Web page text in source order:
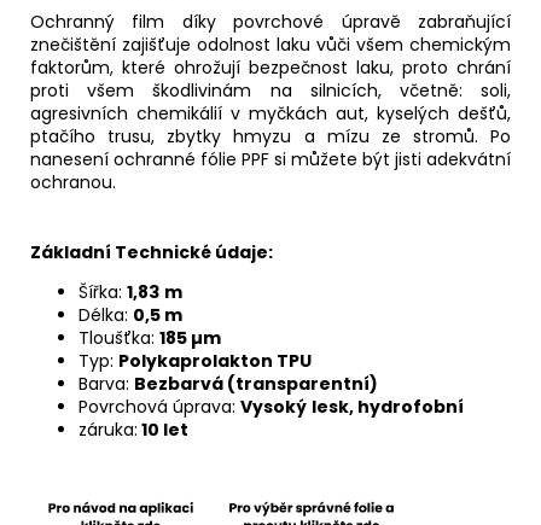
Ochranný film díky povrchové úpravě zabraňující
znečištění zajišťuje odolnost laku vůči všem chemickým
faktorům, které ohrožují bezpečnost laku, proto chrání
proti všem škodlivinám na silnicích, včetně: soli,
agresivních chemikálií v myčkách aut, kyselých dešťů,
ptačího trusu, zbytky hmyzu a mízu ze stromů. Po
nanesení ochranné fólie PPF si můžete být jisti adekvátní
ochranou.
Základní Technické údaje:
Šířka: 1,83 m
Délka: 0,5 m
Tloušťka: 185 µm
Typ: Polykaprolakton TPU
Barva: Bezbarvá (transparentní)
Povrchová úprava: Vysoký lesk, hydrofobní
záruka: 10 let